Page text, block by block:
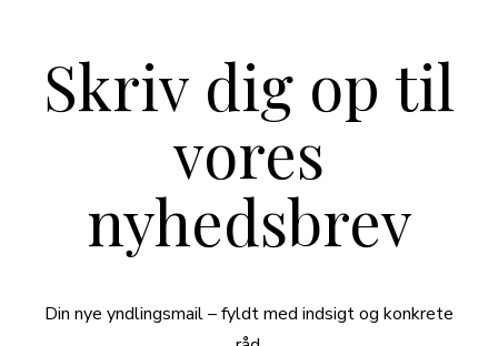
Skriv dig op til
vores
nyhedsbrev
Din nye yndlingsmail – fyldt med indsigt og konkrete